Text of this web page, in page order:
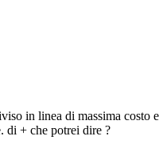
in linea di massima costo
di + che potrei dire ?